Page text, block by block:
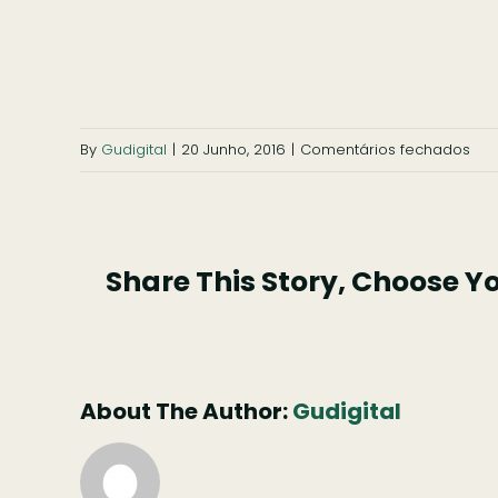
By Gudigital | 20 Junho, 2016 | Comentários fechados
1
Share This Story, Choose
About The Author:Gudigital